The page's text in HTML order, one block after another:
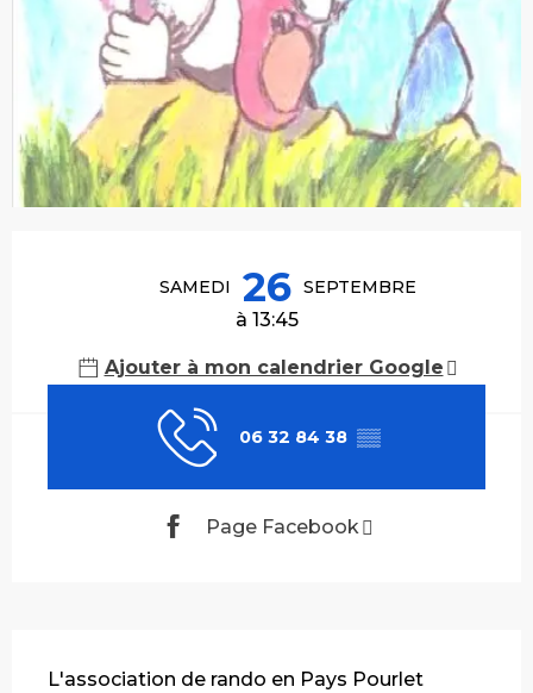
SAMEDI 26 SEPTEMBRE
à 13:45
Ajouter à mon calendrier Google
06 32 84 38 ▒▒
Page Facebook
L'association de rando en Pays Pourlet